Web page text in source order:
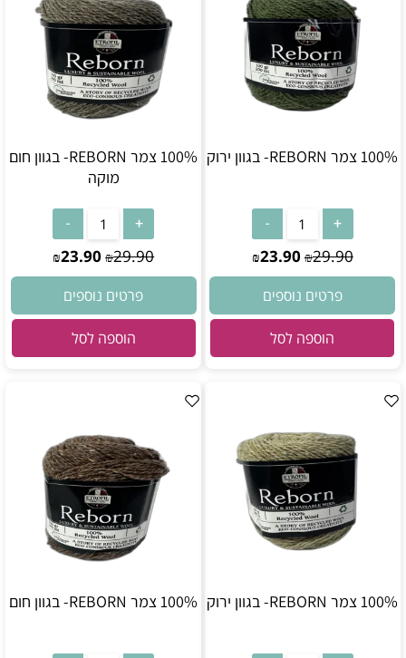
100% צמר REBORN- בגוון ירוק
₪29.90
₪23.90
פרטים נוספים
הוספה לסל
100% צמר REBORN- בגוון חום
מוקה
₪29.90
₪23.90
פרטים נוספים
הוספה לסל
100% צמר REBORN- בגוון ירוק 100% צמר REBORN- בגוון חום